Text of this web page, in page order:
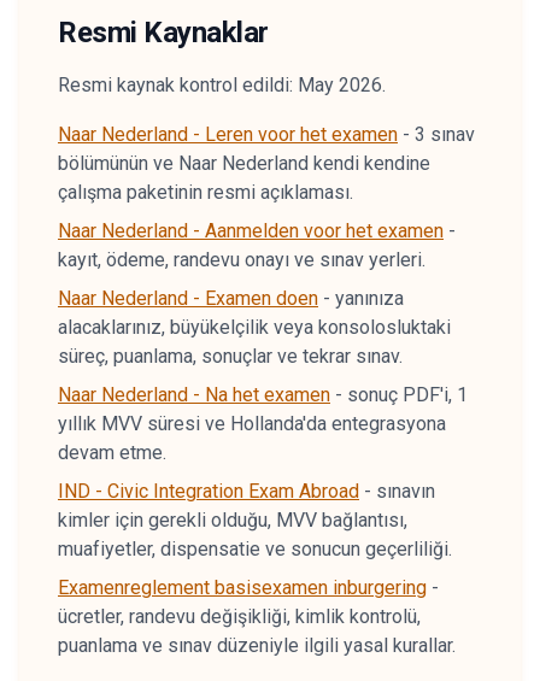
Resmi Kaynaklar
Resmi kaynak kontrol edildi: May 2026.
Naar Nederland - Leren voor het examen - 3 sınav
bölümünün ve Naar Nederland kendi kendine
çalışma paketinin resmi açıklaması.
Naar Nederland - Aanmelden voor het examen -
kayıt, ödeme, randevu onayı ve sınav yerleri.
Naar Nederland - Examen doen - yanınıza
alacaklarınız, büyükelçilik veya konsolosluktaki
süreç, puanlama, sonuçlar ve tekrar sınav.
Naar Nederland - Na het examen - sonuç PDF'i, 1
yıllık MVV süresi ve Hollanda'da entegrasyona
devam etme.
IND - Civic Integration Exam Abroad - sınavın
kimler için gerekli olduğu, MVV bağlantısı,
muafiyetler, dispensatie ve sonucun geçerliliği.
Examenreglement basisexamen inburgering -
ücretler, randevu değişikliği, kimlik kontrolü,
puanlama ve sınav düzeniyle ilgili yasal kurallar.